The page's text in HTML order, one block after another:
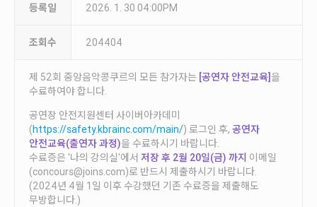
참가신청
본선진출자 및 결과
안내
공지사항
자주묻는질문
입상자소식
등록일 2026. 1. 30 04:00PM
조회수 204404
제 52회 중앙음악콩쿠르의 모든 참가자는 [공연자 안전교육]을
수료하여야 합니다.
공연장 안전지원센터 사이버아카데미
(https://safety.kbrainc.com/main/) 로그인 후, 공연자
안전교육(출연자 과정)을 수료하시기 바랍니다.
수료증은 '나의 강의실'에서 저장 후 2월 20일(금) 까지 이메일
(concours@joins.com)로 반드시 제출하시기 바랍니다.
(2024년 4월 1일 이후 수강했던 기존 수료증을 제출해도
무방합니다.)